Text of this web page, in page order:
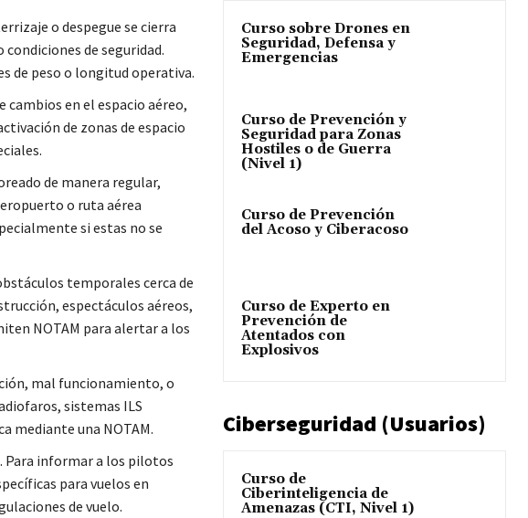
o despegue se cierra
de seguridad.
de peso o longitud operativa.
cambios en el espacio aéreo,
de zonas de espacio
de manera regular,
o ruta aérea
si estas no se
temporales cerca de
espectáculos aéreos,
NOTAM para alertar a los
mal funcionamiento, o
sistemas ILS
mediante una NOTAM.
. Para informar a los pilotos
para vuelos en
de vuelo.
Curso sobre Drones en
Seguridad, Defensa y
Emergencias
Curso de Prevención y
Seguridad para Zonas
Hostiles o de Guerra
(Nivel 1)
Curso de Prevención
del Acoso y Ciberacoso
Curso de Experto en
Prevención de
Atentados con
Explosivos
Ciberseguridad (Usuarios)
Curso de
Ciberinteligencia de
Amenazas (CTI, Nivel 1)